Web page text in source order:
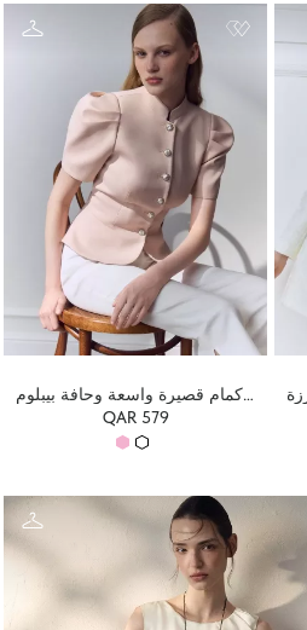
سترة بصف أزرار واحد وأكمام قصيرة واسعة وحافة بيبلوم
QAR 579